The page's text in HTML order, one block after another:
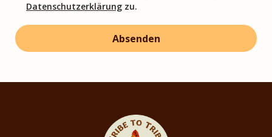
Datenschutzerklärung zu.